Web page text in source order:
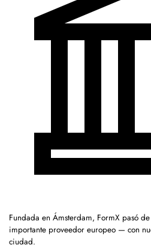
Fundada en Ámsterdam, FormX pasó
importante proveedor europeo — con
ciudad.